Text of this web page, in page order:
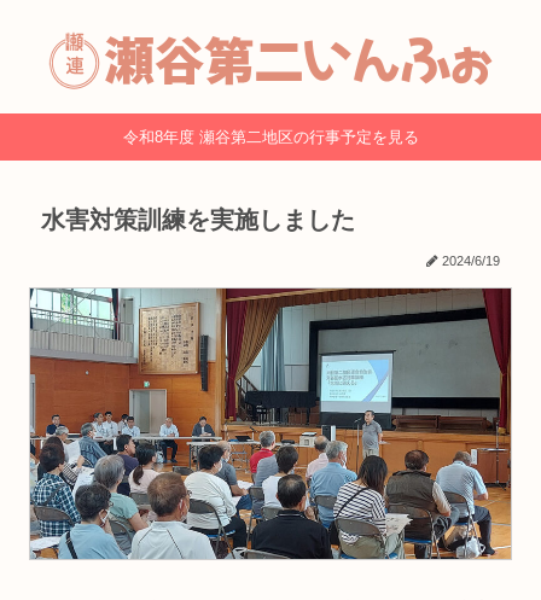
令和8年度 瀬谷第二地区の行事予定を見る
水害対策訓練を実施しました
2024/6/19